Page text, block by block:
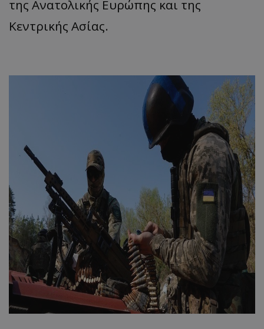
της Ανατολικής Ευρώπης και της
Κεντρικής Ασίας.